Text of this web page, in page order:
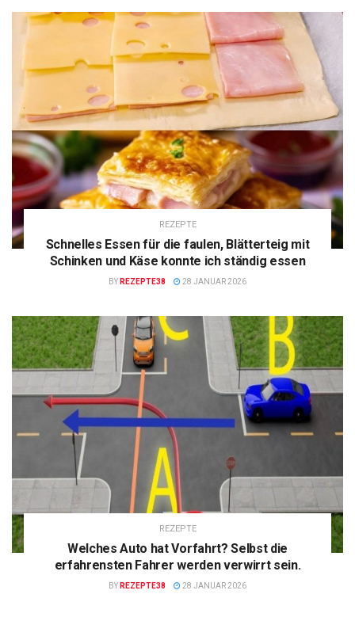
REZEPTE
Schnelles Essen für die faulen, Blätterteig mit
Schinken und Käse konnte ich ständig essen
BY REZEPTE38 28 JANUAR 2026
REZEPTE
Welches Auto hat Vorfahrt? Selbst die
erfahrensten Fahrer werden verwirrt sein.
BY REZEPTE38 28 JANUAR 2026